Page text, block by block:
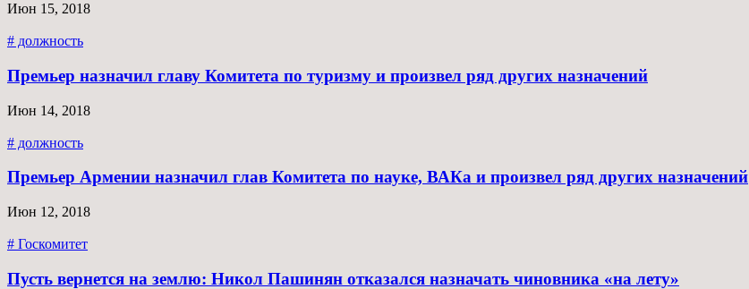
Июн 15, 2018
# должность
Премьер назначил главу Комитета по туризму и произвел ряд других назначений
Июн 14, 2018
# должность
Премьер Армении назначил глав Комитета по науке, ВАКа и произвел ряд других назначений
Июн 12, 2018
# Госкомитет
Пусть вернется на землю: Никол Пашинян отказался назначать чиновника «на лету»